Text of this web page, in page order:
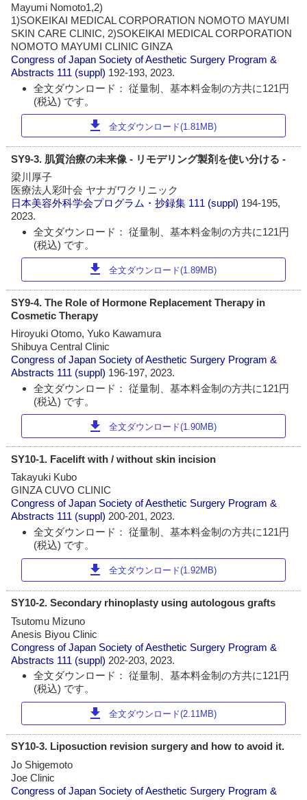
Mayumi Nomoto1,2)
1)SOKEIKAI MEDICAL CORPORATION NOMOTO MAYUMI
SKIN CARE CLlNIC, 2)SOKEIKAI MEDICAL CORPORATION
NOMOTO MAYUMI CLINIC GINZA
Congress of Japan Society of Aesthetic Surgery Program &
Abstracts 111 (suppl) 192-193, 2023.
全文ダウンロード： 従量制、基本料金制の方共に121円
(税込) です。
download 全文ダウンロード(1.81MB)
SY9-3. 肌質治療の未来像 - リモデリング製剤を使い分ける -
梁川厚子
医療法人彩叶会 ヤナガワクリニック
日本美容外科学会プログラム・抄録集 111 (suppl) 194-195,
2023.
全文ダウンロード： 従量制、基本料金制の方共に121円
(税込) です。
download 全文ダウンロード(1.89MB)
SY9-4. The Role of Hormone Replacement Therapy in
Cosmetic Therapy
Hiroyuki Otomo, Yuko Kawamura
Shibuya Central Clinic
Congress of Japan Society of Aesthetic Surgery Program &
Abstracts 111 (suppl) 196-197, 2023.
全文ダウンロード： 従量制、基本料金制の方共に121円
(税込) です。
download 全文ダウンロード(1.90MB)
SY10-1. Facelift with / without skin incision
Takayuki Kubo
GINZA CUVO CLINIC
Congress of Japan Society of Aesthetic Surgery Program &
Abstracts 111 (suppl)200-201, 2023.
全文ダウンロード： 従量制、基本料金制の方共に121円
(税込) です。
download 全文ダウンロード(1.92MB)
SY10-2. Secondary rhinoplasty using autologous grafts
Tsutomu Mizuno
Anesis Biyou Clinic
Congress of Japan Society of Aesthetic Surgery Program &
Abstracts 111 (suppl) 202-203, 2023.
全文ダウンロード： 従量制、基本料金制の方共に121円
(税込) です。
download 全文ダウンロード(2.11MB)
SY10-3. Liposuction revision surgery and how to avoid it.
Jo Shigemoto
Joe Clinic
Congress of Japan Society of Aesthetic Surgery Program &